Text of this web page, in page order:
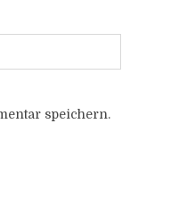
speichern.